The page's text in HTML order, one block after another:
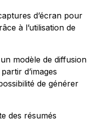
d’écran pour
à l’utilisation de
modèle de diffusion
d’images
de générer
des résumés